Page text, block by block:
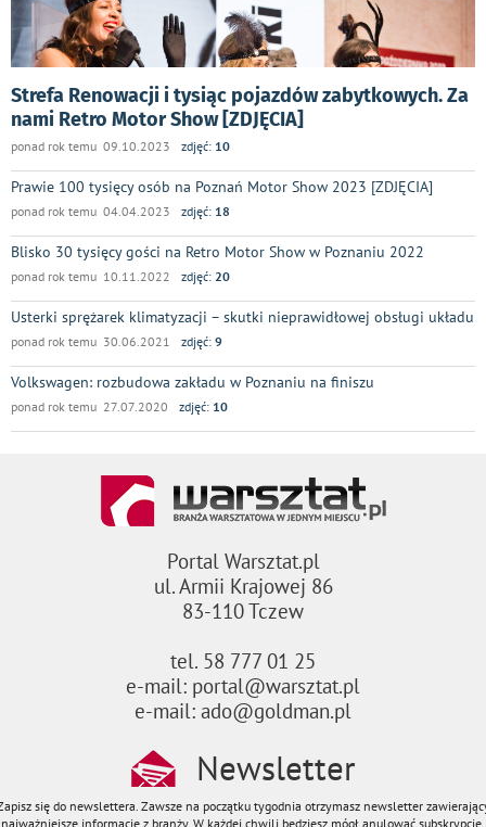
Strefa Renowacji i tysiąc pojazdów zabytkowych. Za
nami Retro Motor Show [ZDJĘCIA]
ponad rok temu 09.10.2023 zdjęć: 10
Prawie 100 tysięcy osób na Poznań Motor Show 2023 [ZDJĘCIA]
ponad rok temu 04.04.2023 zdjęć: 18
Blisko 30 tysięcy gości na Retro Motor Show w Poznaniu 2022
ponad rok temu 10.11.2022 zdjęć: 20
Usterki sprężarek klimatyzacji – skutki nieprawidłowej obsługi układu
ponad rok temu 30.06.2021 zdjęć: 9
Volkswagen: rozbudowa zakładu w Poznaniu na finiszu
ponad rok temu 27.07.2020 zdjęć: 10
Portal Warsztat.pl
ul. Armii Krajowej 86
83-110 Tczew
tel. 58 777 01 25
e-mail: portal@warsztat.pl
e-mail: ado@goldman.pl
Newsletter
się do newslettera. Zawsze na początku tygodnia otrzymasz newsletter
najważniejsze informacje z branży. W każdej chwili będziesz mógł anulować subskrypcję.